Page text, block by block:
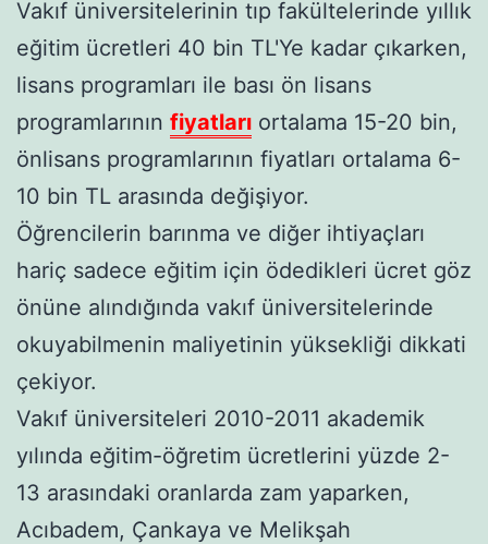
Vakıf üniversitelerinin tıp fakültelerinde yıllık
eğitim ücretleri 40 bin TL'Ye kadar çıkarken,
lisans programları ile bası ön lisans
programlarının fiyatları ortalama 15-20 bin,
önlisans programlarının fiyatları ortalama 6-
10 bin TL arasında değişiyor.
Öğrencilerin barınma ve diğer ihtiyaçları
hariç sadece eğitim için ödedikleri ücret göz
önüne alındığında vakıf üniversitelerinde
okuyabilmenin maliyetinin yüksekliği dikkati
çekiyor.
Vakıf üniversiteleri 2010-2011 akademik
yılında eğitim-öğretim ücretlerini yüzde 2-
13 arasındaki oranlarda zam yaparken,
Acıbadem, Çankaya ve Melikşah